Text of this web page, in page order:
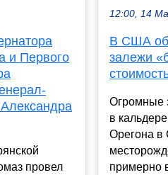
и Первого
провел
12:00, 14
В США
залежи
Огромные
в
Орегона
примерно